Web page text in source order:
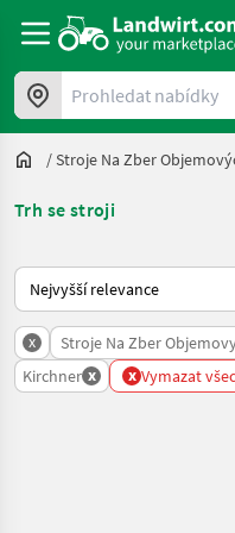
Prohledat nabídky
/Stroje Na Zber
Trh se stroji
Takto se řadí nabídky na
x Stroje Na Zber
Kirchner x x Vymazat